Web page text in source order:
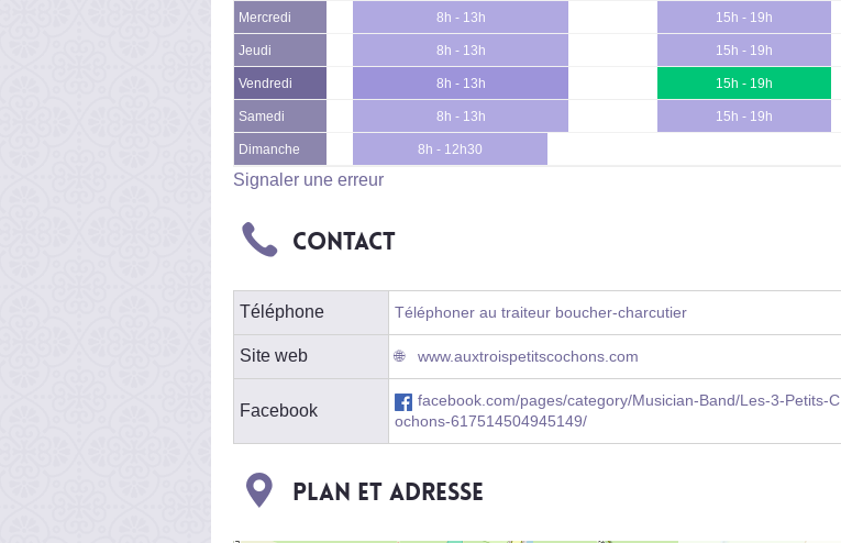
Mercredi 8h - 13h 15h - 19h
Jeudi 8h - 13h 15h - 19h
Vendredi 8h - 13h 15h - 19h
Samedi 8h - 13h 15h - 19h
Dimanche 8h - 12h30
Signaler une erreur
Contact
Téléphone Téléphoner au traiteur boucher-charcutier
Site web www.auxtroispetitscochons.com
Facebook
facebook.com/pages/category/Musician-Band/Les-3-Petits-C
ochons-617514504945149/
Plan et adresse